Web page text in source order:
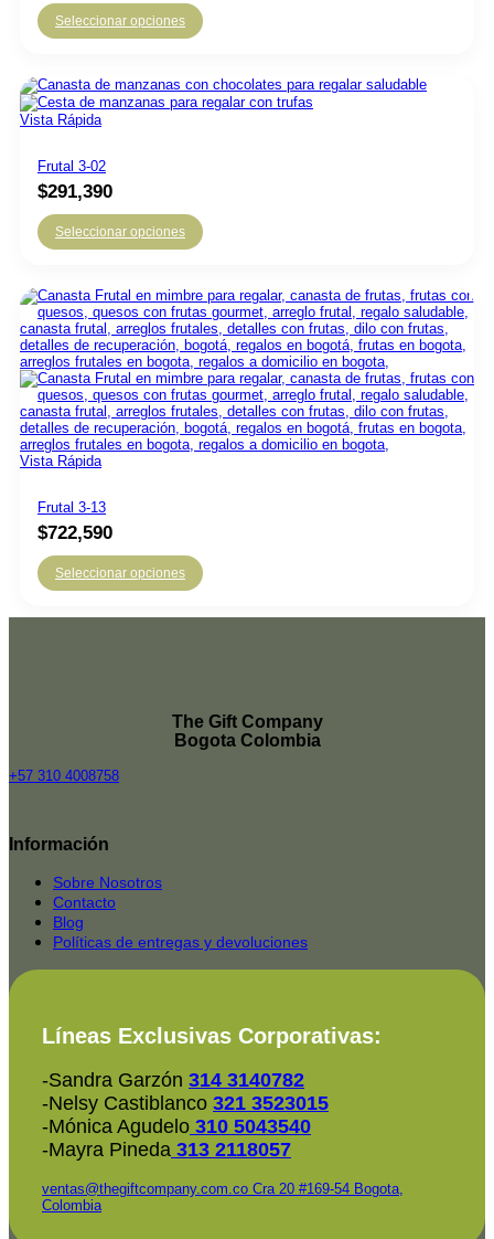
Seleccionar opciones
Vista Rápida
Frutal 3-02
$291,390
Seleccionar opciones
Vista Rápida
Frutal 3-13
$722,590
Seleccionar opciones
The Gift Company
Bogota Colombia
+57 310 4008758
Rated
2025-
Información
Sobre Nosotros
Contacto
Blog
Políticas de entregas y devoluciones
Líneas Exclusivas Corporativas:
-Sandra Garzón 314 3140782
-Nelsy Castiblanco 321 3523015
-Mónica Agudelo 310 5043540
-Mayra Pineda 313 2118057
ventas@thegiftcompany.com.co Cra 20 #169-54 Bogota,
Colombia